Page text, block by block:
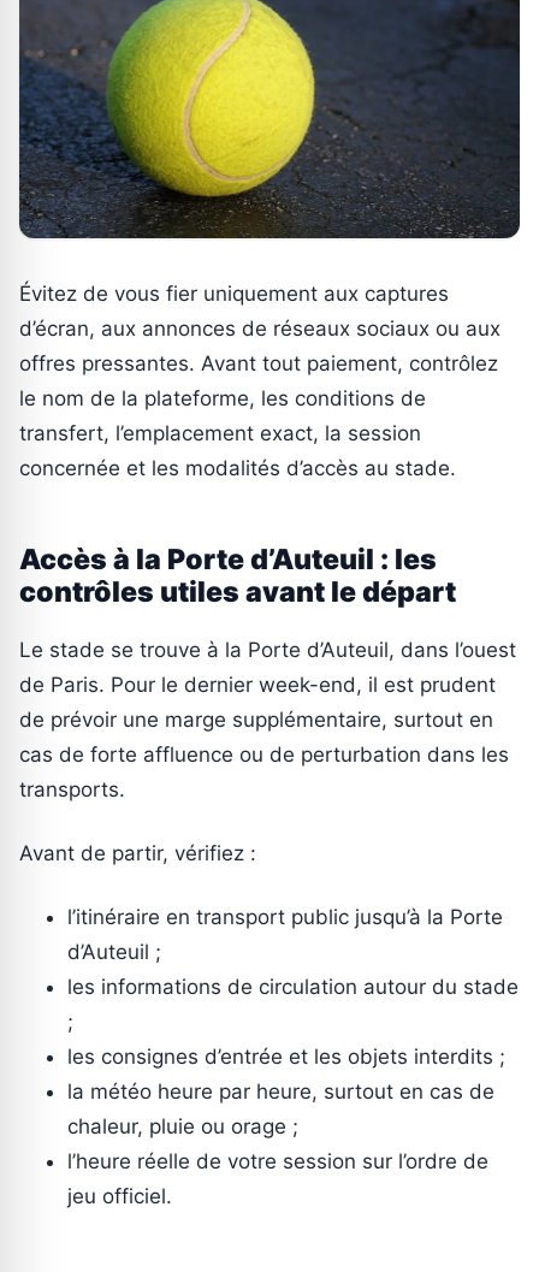
Évitez de vous fier uniquement aux captures
d’écran, aux annonces de réseaux sociaux ou aux
offres pressantes. Avant tout paiement, contrôlez
le nom de la plateforme, les conditions de
transfert, l’emplacement exact, la session
concernée et les modalités d’accès au stade.
Accès à la Porte d’Auteuil : les
contrôles utiles avant le départ
Le stade se trouve à la Porte d’Auteuil, dans l’ouest
de Paris. Pour le dernier week-end, il est prudent
de prévoir une marge supplémentaire, surtout en
cas de forte affluence ou de perturbation dans les
transports.
Avant de partir, vérifiez :
l’itinéraire en transport public jusqu’à la Porte
d’Auteuil ;
les informations de circulation autour du stade
;
les consignes d’entrée et les objets interdits ;
la météo heure par heure, surtout en cas de
chaleur, pluie ou orage ;
l’heure réelle de votre session sur l’ordre de
jeu officiel.